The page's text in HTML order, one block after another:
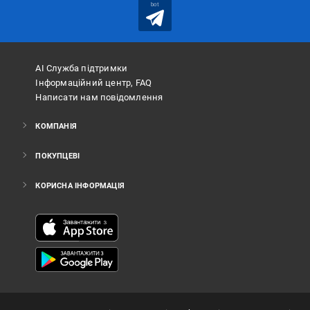
bot
АІ Служба підтримки
Інформаційний центр, FAQ
Написати нам повідомлення
КОМПАНІЯ
ПОКУПЦЕВІ
КОРИСНА ІНФОРМАЦІЯ